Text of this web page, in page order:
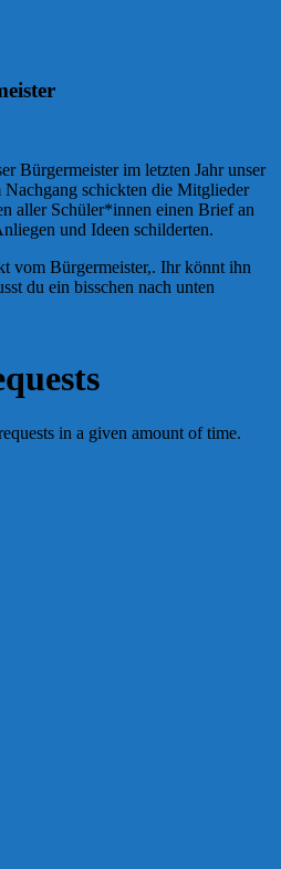
Bürgermeister im letzten Jahr unser
Nachgang schickten die Mitglieder
aller Schüler*innen einen Brief an
und Ideen schilderten.
vom Bürgermeister,. Ihr könnt ihn
du ein bisschen nach unten